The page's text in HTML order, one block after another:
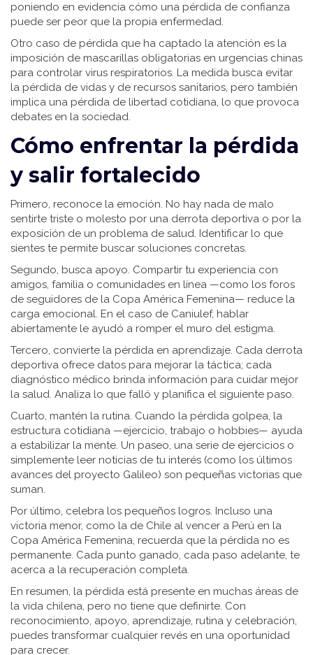
poniendo en evidencia cómo una pérdida de confianza
puede ser peor que la propia enfermedad.
Otro caso de pérdida que ha captado la atención es la
imposición de mascarillas obligatorias en urgencias chinas
para controlar virus respiratorios. La medida busca evitar
la pérdida de vidas y de recursos sanitarios, pero también
implica una pérdida de libertad cotidiana, lo que provoca
debates en la sociedad.
Cómo enfrentar la pérdida
y salir fortalecido
Primero, reconoce la emoción. No hay nada de malo
sentirte triste o molesto por una derrota deportiva o por la
exposición de un problema de salud. Identificar lo que
sientes te permite buscar soluciones concretas.
Segundo, busca apoyo. Compartir tu experiencia con
amigos, familia o comunidades en línea —como los foros
de seguidores de la Copa América Femenina— reduce la
carga emocional. En el caso de Caniulef, hablar
abiertamente le ayudó a romper el muro del estigma.
Tercero, convierte la pérdida en aprendizaje. Cada derrota
deportiva ofrece datos para mejorar la táctica; cada
diagnóstico médico brinda información para cuidar mejor
la salud. Analiza lo que falló y planifica el siguiente paso.
Cuarto, mantén la rutina. Cuando la pérdida golpea, la
estructura cotidiana —ejercicio, trabajo o hobbies— ayuda
a estabilizar la mente. Un paseo, una serie de ejercicios o
simplemente leer noticias de tu interés (como los últimos
avances del proyecto Galileo) son pequeñas victorias que
suman.
Por último, celebra los pequeños logros. Incluso una
victoria menor, como la de Chile al vencer a Perú en la
Copa América Femenina, recuerda que la pérdida no es
permanente. Cada punto ganado, cada paso adelante, te
acerca a la recuperación completa.
En resumen, la pérdida está presente en muchas áreas de
la vida chilena, pero no tiene que definirte. Con
reconocimiento, apoyo, aprendizaje, rutina y celebración,
puedes transformar cualquier revés en una oportunidad
para crecer.